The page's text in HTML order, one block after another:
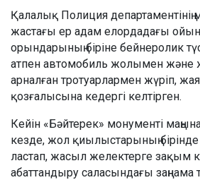
Қалалық Полиция департаментінің
жастағы ер адам елордадағы
орындарының біріне бейнеролик
атпен автомобиль жолымен және
арналған тротуарлармен жүріп,
қозғалысына кедергі келтірген.
Кейін «Бәйтерек» монументі
кезде, жол қиылыстарының
ластап, жасыл желектерге зақым
абаттандыру саласындағы заңнама